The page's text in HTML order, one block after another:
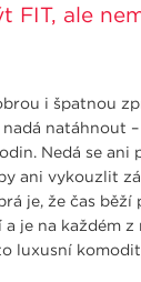
FIT, ale
i špatnou
nadá natáhnout
Nedá se ani
ani vykouzlit
je, že čas běží
je na každém z
luxusní